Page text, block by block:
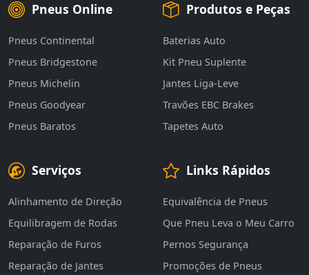
Pneus Online
Pneus Continental
Pneus Bridgestone
Pneus Michelin
Pneus Goodyear
Pneus Baratos
Produtos e Peças
Baterias Auto
Kit Pneu Suplente
Jantes Liga-Leve
Travões EBC Brakes
Tapetes Auto
Serviços
Alinhamento de Direção
Equilibragem de Rodas
Reparação de Furos
Reparação de Jantes
Links Rápidos
Equivalência de Pneus
Que Pneu Leva o Meu Carro
Pernos Segurança
Promoções de Pneus